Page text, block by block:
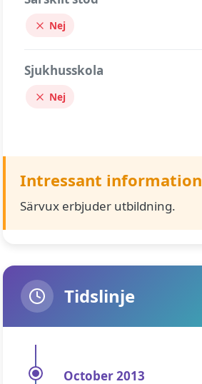
Nej
Sjukhusskola
Nej
Intressant information
Särvux erbjuder utbildning.
Tidslinje
October 2013